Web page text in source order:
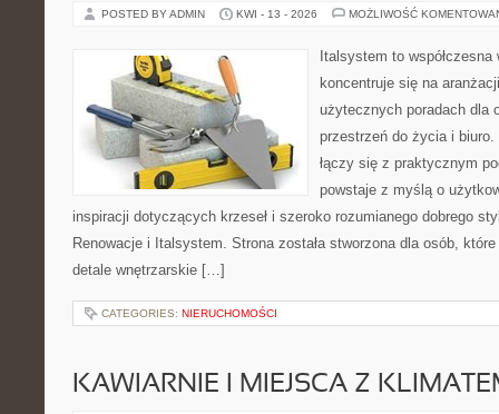
POSTED BY ADMIN KWI - 13 - 2026 MOŻLIWOŚĆ
Italsystem to
koncentruje się na
użytecznych poradach dla
przestrzeń do życia i
łączy się z praktycznym
powstaje z myślą o
inspiracji dotyczących krzeseł i szeroko rozumianego dobrego
Renowacje i Italsystem. Strona została stworzona dla osób,
detale wnętrzarskie […]
CATEGORIES: NIERUCHOMOŚCI
KAWIARNIE I MIEJSCA Z